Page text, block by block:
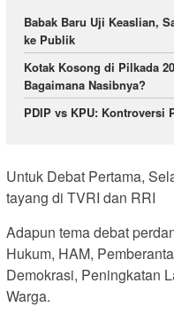
Babak Baru Uji Keaslian,
ke Publik
Kotak Kosong di Pilkada
Bagaimana Nasibnya?
PDIP vs KPU: Kontroversi
Untuk Debat Pertama,
tayang di TVRI dan RRI
Adapun tema debat
Hukum, HAM,
Demokrasi, Peningkatan
Warga.